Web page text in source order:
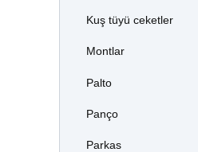
Kuş tüyü ceketler
Montlar
Palto
Panço
Parkas